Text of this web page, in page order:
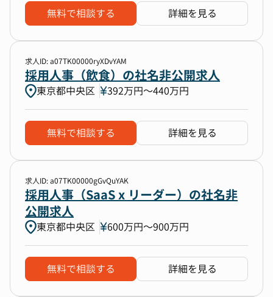
無料で相談する 詳細を見る
求人ID: a07TK00000ryXDvYAM
採用人事（飲食）の社名非公開求人
東京都中央区 392万円〜440万円
無料で相談する 詳細を見る
求人ID: a07TK00000gGvQuYAK
採用人事（SaaS x リーダー）の社名非
公開求人
東京都中央区 600万円〜900万円
無料で相談する 詳細を見る